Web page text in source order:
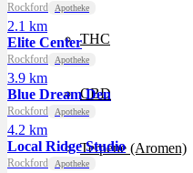
THC
CBD
Terpene (Aromen)
Rockford Apotheke
2.1 km
Elite Center
Rockford Apotheke
3.9 km
Blue Dream Den
Rockford Apotheke
4.2 km
Local Ridge Studio
Rockford Apotheke